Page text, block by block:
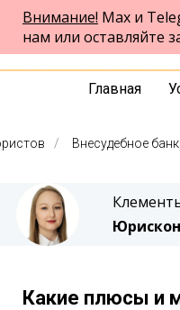
Внимание! Max и
нам или оставляйте
Главная
/ Внесудебное
Какие плюсы и